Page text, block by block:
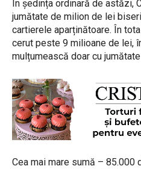
În ședința ordinară de astăzi,
jumătate de milion de lei
cartierele aparținătoare. În
cerut peste 9 milioane de lei,
mulțumească doar cu
Cea mai mare sumă – 85.000